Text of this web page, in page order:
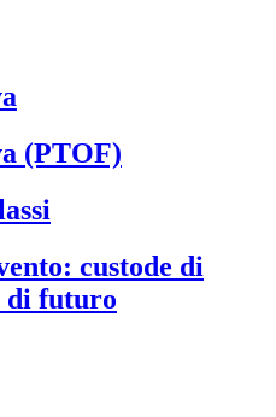
(PTOF)
custode di
di futuro